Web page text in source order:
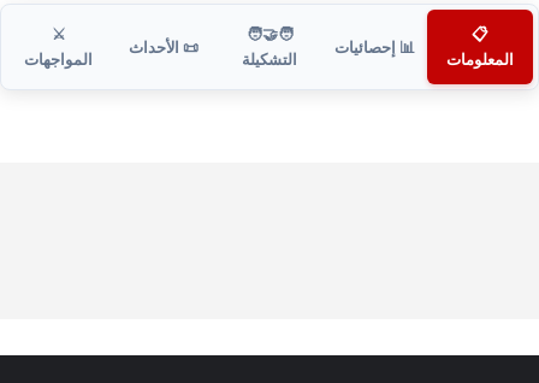
📋
المعلومات
📊 إحصائيات
🧑‍🤝‍🧑
التشكيلة
📜 الأحداث
⚔️
المواجهات